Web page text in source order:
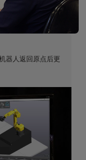
器人返回原点后更